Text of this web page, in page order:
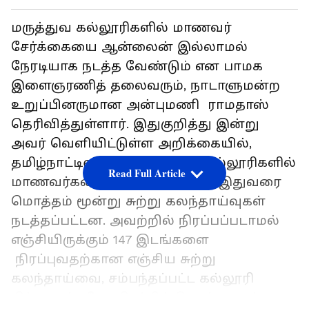
மருத்துவ கல்லூரிகளில் மாணவர்
சேர்க்கையை ஆன்லைன் இல்லாமல்
நேரடியாக நடத்த வேண்டும் என பாமக
இளைஞரணித் தலைவரும், நாடாளுமன்ற
உறுப்பினருமான அன்புமணி ராமதாஸ்
தெரிவித்துள்ளார். இதுகுறித்து இன்று
அவர் வெளியிட்டுள்ள அறிக்கையில்,
தமிழ்நாட்டிலுள்ள மருத்துவக் கல்லூரிகளில்
மாணவர்களைச் சேர்ப்பதற்காக இதுவரை
மொத்தம் மூன்று சுற்று கலந்தாய்வுகள்
நடத்தப்பட்டன. அவற்றில் நிரப்பப்படாமல்
எஞ்சியிருக்கும் 147 இடங்களை
நிரப்புவதற்கான எஞ்சிய சுற்று
கலந்தாய்வை, சம்பந்தப்பட்ட கல்லூரி
Read Full Article